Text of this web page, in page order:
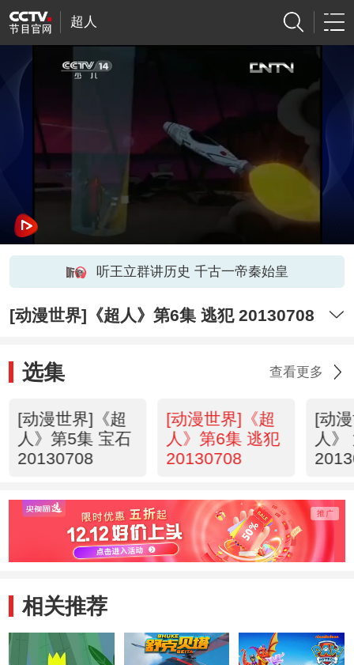
超人
听王立群讲历史 千古一帝秦始皇
[动漫世界]《超人》第6集 逃犯 20130708
选集 查看更多
[动漫世界]《超
人》第5集 宝石
20130708
[动漫世界]《超
人》第6集 逃犯
20130708
[动
人
相关推荐